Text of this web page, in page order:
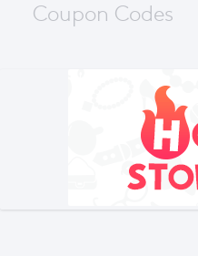
Coupon Codes